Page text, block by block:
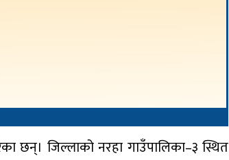
छन्। जिल्लाको नरहा गाउँपालिका–३ स्थित